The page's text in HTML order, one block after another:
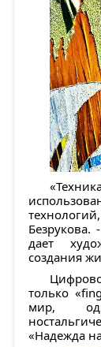
Безрукова.
дает
создания
только
мир,
«Надежда